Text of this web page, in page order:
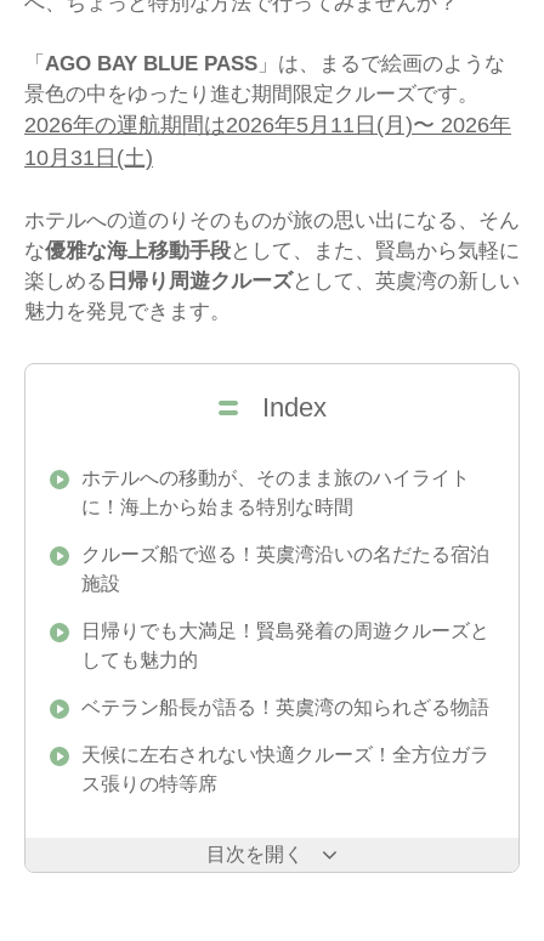
「 AGO BAY BLUE PASS 」は、まるで絵画のような
景色の中をゆったり進む期間限定クルーズです。
2026年の運航期間は2026年5月11日(月)〜 2026年
10月31日(土)
ホテルへの道のりそのものが旅の思い出になる、そん
な優雅な海上移動手段として、また、賢島から気軽に
楽しめる 日帰り周遊クルーズとして、英虞湾の新しい
魅力を発見できます。
目次を開く
Index
ホテルへの移動が、そのまま旅のハイライト
に！海上から始まる特別な時間
クルーズ船で巡る！英虞湾沿いの名だたる宿泊
施設
日帰りでも大満足！賢島発着の周遊クルーズと
しても魅力的
ベテラン船長が語る！英虞湾の知られざる物語
天候に左右されない快適クルーズ！全方位ガラ
ス張りの特等席